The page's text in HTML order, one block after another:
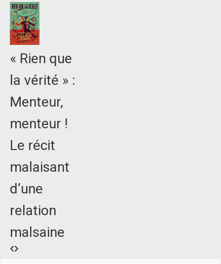
« Rien que
la vérité » :
Menteur,
menteur !
Le récit
malaisant
d’une
relation
malsaine